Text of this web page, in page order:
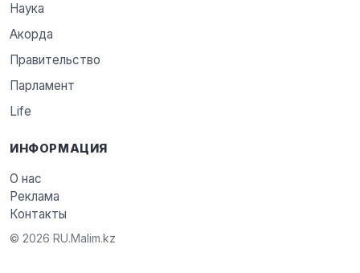
Наука
Акорда
Правительство
Парламент
Life
ИНФОРМАЦИЯ
О нас
Реклама
Контакты
© 2026 RU.Malim.kz